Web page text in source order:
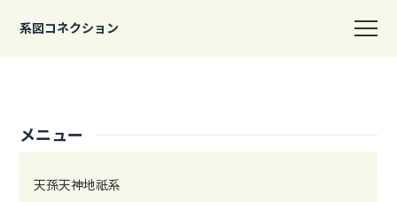
系図コネクション
メニュー
天孫天神地祇系